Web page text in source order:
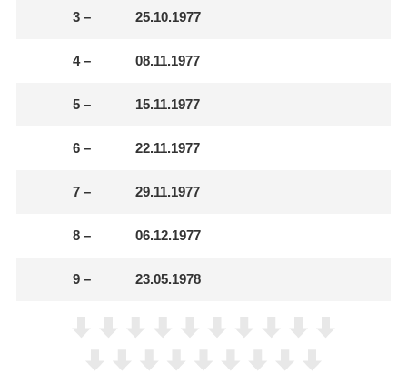
3 – 25.10.1977
4 – 08.11.1977
5 – 15.11.1977
6 – 22.11.1977
7 – 29.11.1977
8 – 06.12.1977
9 – 23.05.1978